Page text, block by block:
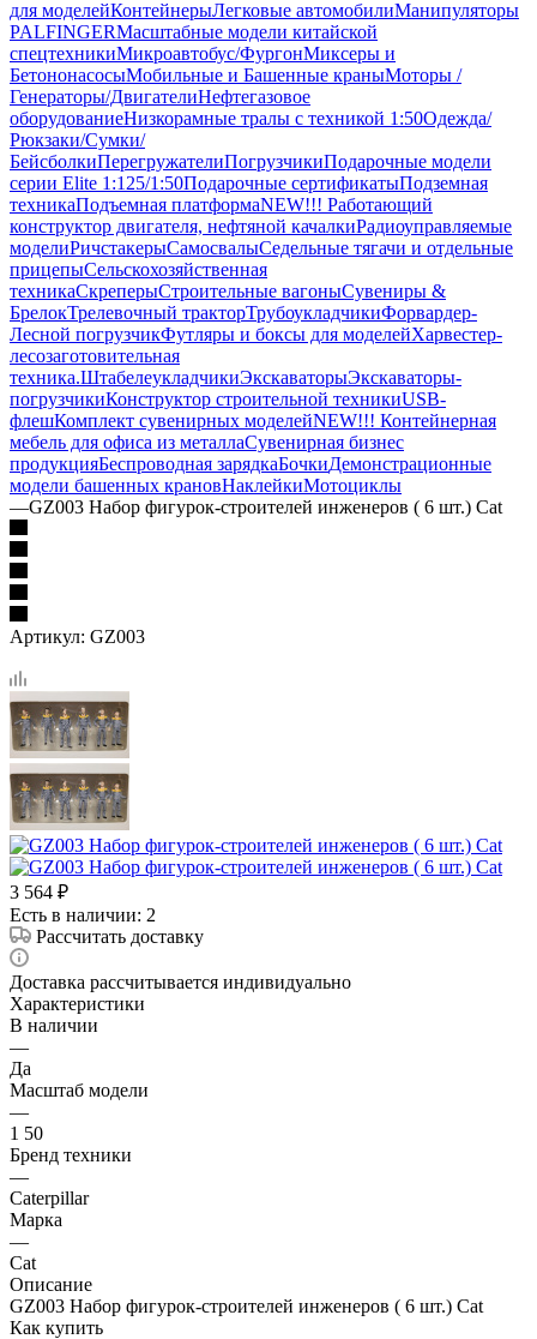
для моделейКонтейнерыЛегковые автомобилиМанипуляторы
PALFINGERМасштабные модели китайской
спецтехникиМикроавтобус/ФургонМиксеры и
БетононасосыМобильные и Башенные краныМоторы /
Генераторы/ДвигателиНефтегазовое
оборудованиеНизкорамные тралы с техникой 1:50Одежда/
Рюкзаки/Сумки/
БейсболкиПерегружателиПогрузчикиПодарочные модели
серии Elite 1:125/1:50Подарочные сертификатыПодземная
техникаПодъемная платформаNEW!!! Работающий
конструктор двигателя, нефтяной качалкиРадиоуправляемые
моделиРичстакерыСамосвалыСедельные тягачи и отдельные
прицепыСельскохозяйственная
техникаСкреперыСтроительные вагоныСувениры &
БрелокТрелевочный тракторТрубоукладчикиФорвардер-
Лесной погрузчикФутляры и боксы для моделейХарвестер-
лесозаготовительная
техника.ШтабелеукладчикиЭкскаваторыЭкскаваторы-
погрузчикиКонструктор строительной техникиUSB-
флешКомплект сувенирных моделейNEW!!! Контейнерная
мебель для офиса из металлаСувенирная бизнес
продукцияБеспроводная зарядкаБочкиДемонстрационные
модели башенных крановНаклейкиМотоциклы
—GZ003 Набор фигурок-строителей инженеров ( 6 шт.) Cat
Артикул: GZ003
3 564 ₽
Есть в наличии: 2
Рассчитать доставку
Доставка рассчитывается индивидуально
Характеристики
В наличии
—
Да
Масштаб модели
—
1 50
Бренд техники
—
Caterpillar
Марка
—
Cat
Описание
GZ003 Набор фигурок-строителей инженеров ( 6 шт.) Cat
Как купить